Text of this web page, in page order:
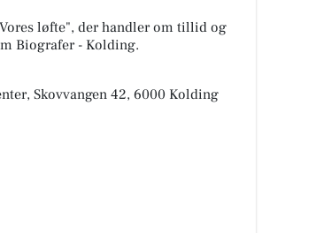
løfte", der handler om tillid og
Biografer - Kolding.
Skovvangen 42, 6000 Kolding